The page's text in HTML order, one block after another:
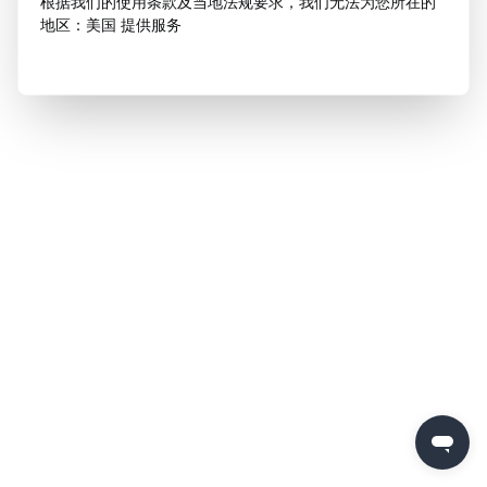
地区：美国 提供服务